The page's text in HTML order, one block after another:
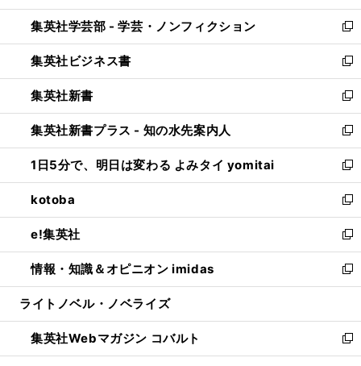
開
く
ウ
で
開
く
ン
ド
ウ
で
開
く
ウ
ィ
ン
ド
ウ
で
開
く
集英社学芸部 - 学芸・ノンフィクション
新
し
い
ウ
ィ
ン
ド
ウ
で
開
く
集英社ビジネス書
新
し
い
ウ
ィ
ン
ド
ウ
で
開
く
集英社新書
新
し
い
ウ
ィ
ン
ド
ウ
で
開
く
集英社新書プラス - 知の水先案内人
新
し
い
ウ
ィ
ン
ド
ウ
で
開
1日5分で、明日は変わる よみタイ yomitai
新
し
い
ウ
ィ
ン
ド
ウ
開
く
kotoba
新
し
い
ウ
ィ
ン
ウ
で
開
e!集英社
新
し
い
ウ
ン
ド
ウ
情報・知識＆オピニオン imidas
新
し
ウ
ィ
ン
ライトノベル・ノベライズ
集英社Webマガジン コバルト
新
し